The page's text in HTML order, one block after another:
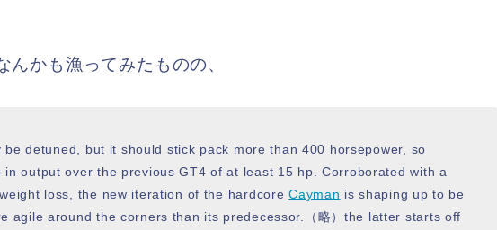
んかも漁ってみたものの、
be detuned, but it should stick pack more than 400 horsepower, so
in output over the previous GT4 of at least 15 hp. Corroborated with a
loss, the new iteration of the hardcoreCayman is shaping up to be
agile around the corners than its predecessor.（略）the latter starts off